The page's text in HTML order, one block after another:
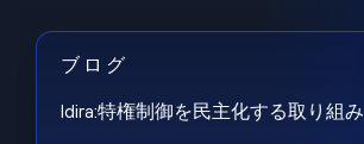
ブログ
Idira:特権制御を民主化する取り組み